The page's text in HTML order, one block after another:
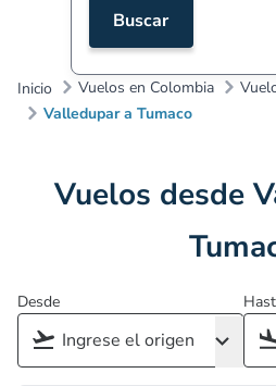
Buscar
Inicio Vuelos en Colombia
Valledupar a Tumaco
Vuelos desde
Desde